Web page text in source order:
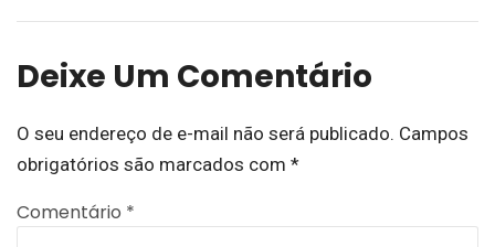
Deixe Um Comentário
O seu endereço de e-mail não será publicado. Campos
obrigatórios são marcados com *
Comentário *